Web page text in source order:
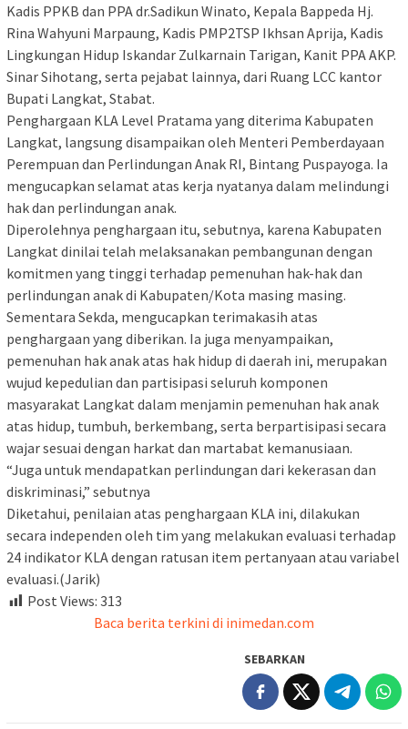
Kadis PPKB dan PPA dr.Sadikun Winato, Kepala Bappeda Hj.
Rina Wahyuni Marpaung, Kadis PMP2TSP Ikhsan Aprija, Kadis
Lingkungan Hidup Iskandar Zulkarnain Tarigan, Kanit PPA AKP.
Sinar Sihotang, serta pejabat lainnya, dari Ruang LCC kantor
Bupati Langkat, Stabat.
Penghargaan KLA Level Pratama yang diterima Kabupaten
Langkat, langsung disampaikan oleh Menteri Pemberdayaan
Perempuan dan Perlindungan Anak RI, Bintang Puspayoga. Ia
mengucapkan selamat atas kerja nyatanya dalam melindungi
hak dan perlindungan anak.
Diperolehnya penghargaan itu, sebutnya, karena Kabupaten
Langkat dinilai telah melaksanakan pembangunan dengan
komitmen yang tinggi terhadap pemenuhan hak-hak dan
perlindungan anak di Kabupaten/Kota masing masing.
Sementara Sekda, mengucapkan terimakasih atas
penghargaan yang diberikan. Ia juga menyampaikan,
pemenuhan hak anak atas hak hidup di daerah ini, merupakan
wujud kepedulian dan partisipasi seluruh komponen
masyarakat Langkat dalam menjamin pemenuhan hak anak
atas hidup, tumbuh, berkembang, serta berpartisipasi secara
wajar sesuai dengan harkat dan martabat kemanusiaan.
“Juga untuk mendapatkan perlindungan dari kekerasan dan
diskriminasi,” sebutnya
Diketahui, penilaian atas penghargaan KLA ini, dilakukan
secara independen oleh tim yang melakukan evaluasi terhadap
24 indikator KLA dengan ratusan item pertanyaan atau variabel
evaluasi.(Jarik)
Post Views: 313
Baca berita terkini di inimedan.com
SEBARKAN